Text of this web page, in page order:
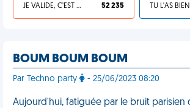
JE VALIDE, C'EST UNE VDM 52 235
BOUM BOUM BOUM
Par Techno party - 25/06/2023 08:20
Aujourd'hui, fatiguée par le bruit parisien